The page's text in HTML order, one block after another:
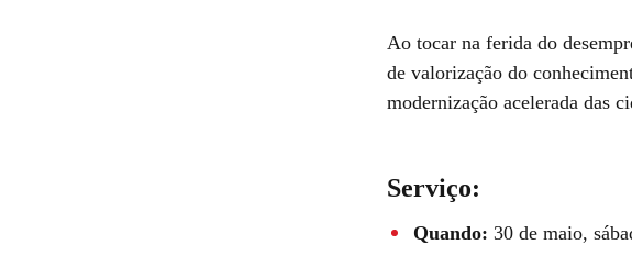
Ao tocar na ferida do
de valorização do
modernização acelerada das
Serviço:
Quando: 30 de maio,